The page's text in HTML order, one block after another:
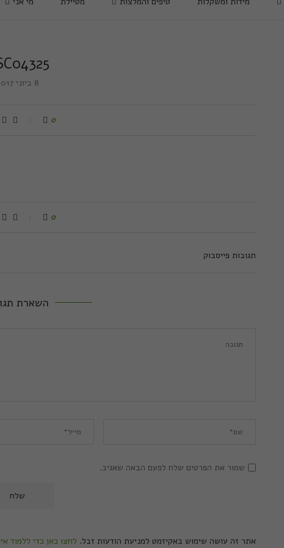
8 ביוני 2017
0
0
תגובות פייסבוק
השארת
שמור את הפרטים שלח לפעם הבאה שאגיב.
אתר זה עושה שימוש באקיזמט למניעת הודעות זבל. לחצו כאן כדי ללמוד